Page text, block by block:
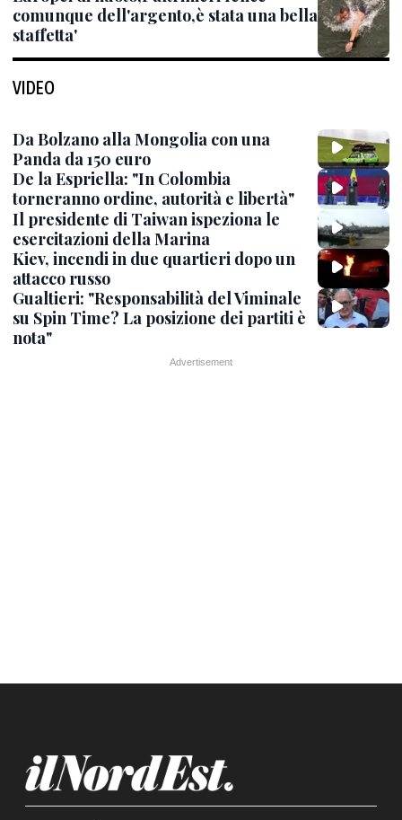
comunque dell'argento,è stata una bella
staffetta'
VIDEO
Da Bolzano alla Mongolia con una
Panda da 150 euro
De la Espriella: "In Colombia
torneranno ordine, autorità e libertà"
Il presidente di Taiwan ispeziona le
esercitazioni della Marina
Kiev, incendi in due quartieri dopo un
attacco russo
Gualtieri: "Responsabilità del Viminale
su Spin Time? La posizione dei partiti è
nota"